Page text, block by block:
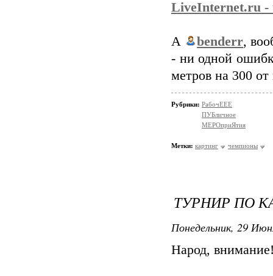
LiveInternet.ru
А benderr,
- ни одной
метров на 300
Рубрики: РабочЕЕЕ
ПУБличное
МЕРОприЯтия
Метки: картинг чемпионы
ТУРНИР ПО
Понедельник, 29
Народ,